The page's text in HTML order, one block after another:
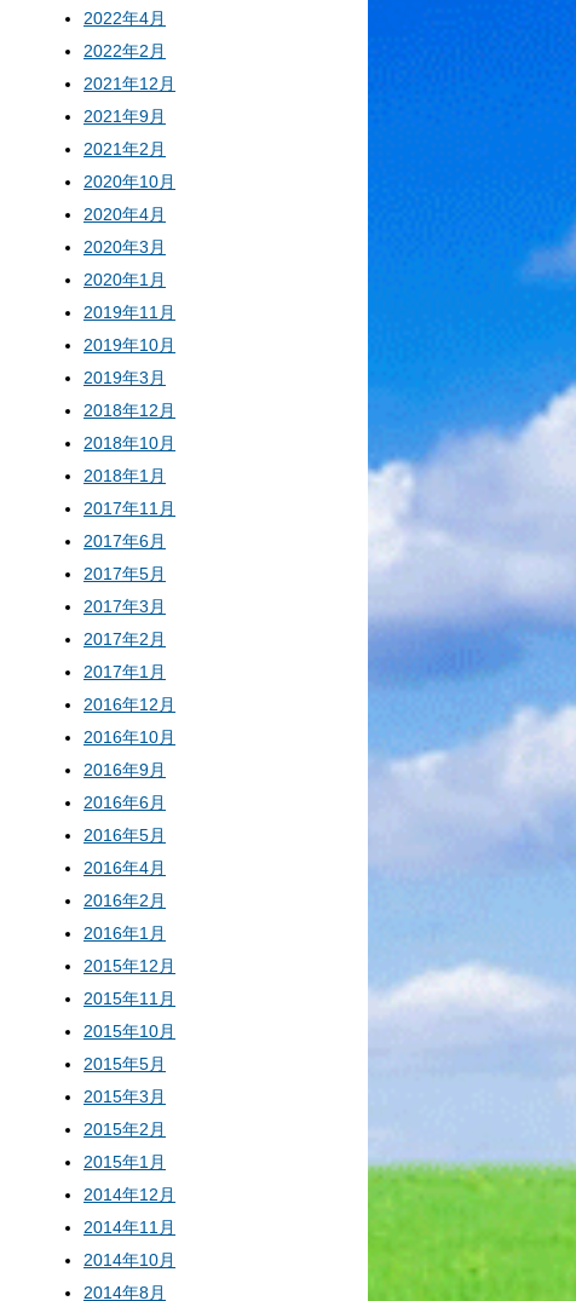
2022年4月
2022年2月
2021年12月
2021年9月
2021年2月
2020年10月
2020年4月
2020年3月
2020年1月
2019年11月
2019年10月
2019年3月
2018年12月
2018年10月
2018年1月
2017年11月
2017年6月
2017年5月
2017年3月
2017年2月
2017年1月
2016年12月
2016年10月
2016年9月
2016年6月
2016年5月
2016年4月
2016年2月
2016年1月
2015年12月
2015年11月
2015年10月
2015年5月
2015年3月
2015年2月
2015年1月
2014年12月
2014年11月
2014年10月
2014年8月